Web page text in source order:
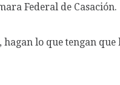
Federal de Casación.
lo que tengan que